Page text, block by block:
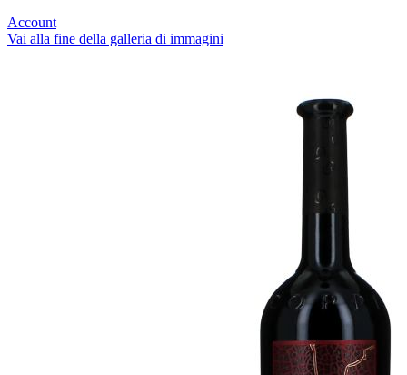
Account
Vai alla fine della galleria di immagini